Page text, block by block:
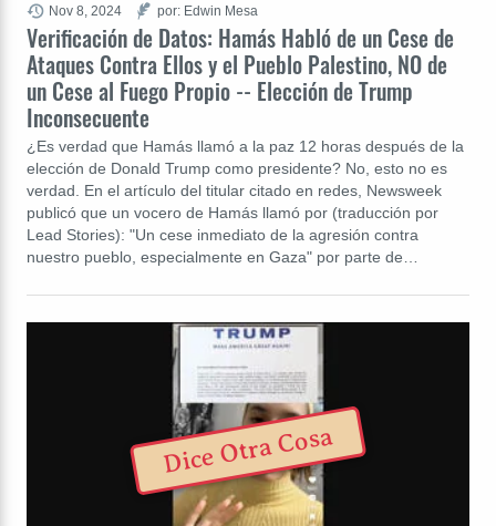
Verificación de Datos: Hamás Habló de un Cese de
Ataques Contra Ellos y el Pueblo Palestino, NO de
un Cese al Fuego Propio -- Elección de Trump
Inconsecuente
¿Es verdad que Hamás llamó a la paz 12 horas después de la
elección de Donald Trump como presidente? No, esto no es
verdad. En el artículo del titular citado en redes, Newsweek
publicó que un vocero de Hamás llamó por (traducción por
Lead Stories): "Un cese inmediato de la agresión contra
nuestro pueblo, especialmente en Gaza" por parte de…
Nov 8, 2024 por: Edwin Mesa
Dice Otra Cosa